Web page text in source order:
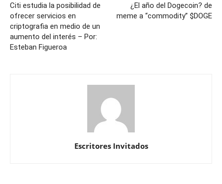
Citi estudia la posibilidad de
ofrecer servicios en
criptografia en medio de un
aumento del interés – Por:
Esteban Figueroa
¿El año del Dogecoin? de
meme a “commodity” $DOGE
Escritores Invitados